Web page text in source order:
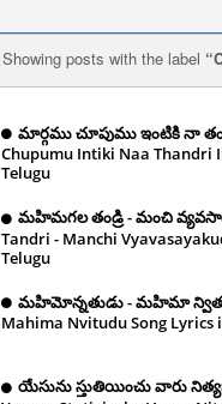
Showing posts with the label
మార్గము చూపుము ఇంటికి నా
Chupumu Intiki Naa Thandri
Telugu
మహిమగల తండ్రి - మంచి
Tandri - Manchi
Telugu
మహిమోన్నతుడు - మహిమా
Mahima Nvitudu Song Lyrics
యేసును స్తుతియించు వారు